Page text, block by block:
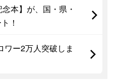
本】が、国・県・
！
ワー2万人突破しま